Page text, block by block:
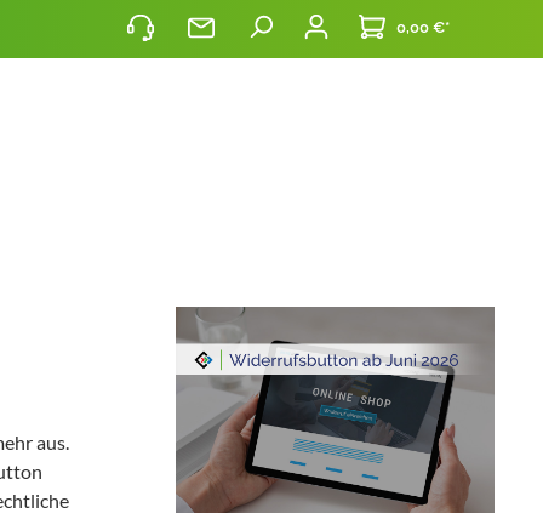
0,00 €*
aus.